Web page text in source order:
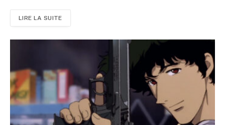
LIRE LA SUITE